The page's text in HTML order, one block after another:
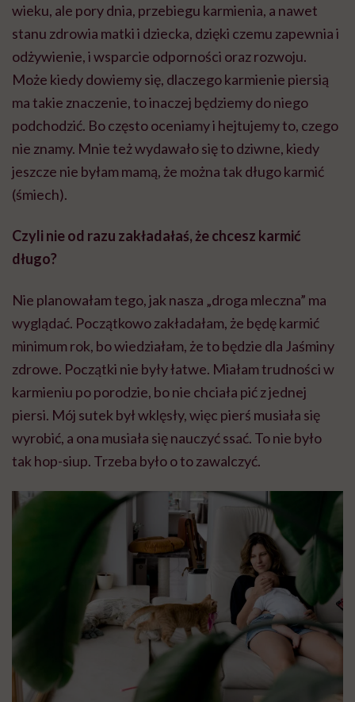
wieku, ale pory dnia, przebiegu karmienia, a nawet
stanu zdrowia matki i dziecka, dzięki czemu zapewnia i
odżywienie, i wsparcie odporności oraz rozwoju.
Może kiedy dowiemy się, dlaczego karmienie piersią
ma takie znaczenie, to inaczej będziemy do niego
podchodzić. Bo często oceniamy i hejtujemy to, czego
nie znamy. Mnie też wydawało się to dziwne, kiedy
jeszcze nie byłam mamą, że można tak długo karmić
(śmiech).
Czyli nie od razu zakładałaś, że chcesz karmić
długo?
Nie planowałam tego, jak nasza „droga mleczna” ma
wyglądać. Początkowo zakładałam, że będę karmić
minimum rok, bo wiedziałam, że to będzie dla Jaśminy
zdrowe. Początki nie były łatwe. Miałam trudności w
karmieniu po porodzie, bo nie chciała pić z jednej
piersi. Mój sutek był wklęsły, więc pierś musiała się
wyrobić, a ona musiała się nauczyć ssać. To nie było
tak hop-siup. Trzeba było o to zawalczyć.